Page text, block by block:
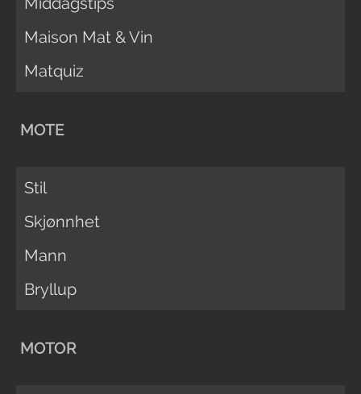
Maison Mat & Vin
Matquiz
MOTE
Stil
Skjønnhet
Mann
Bryllup
MOTOR